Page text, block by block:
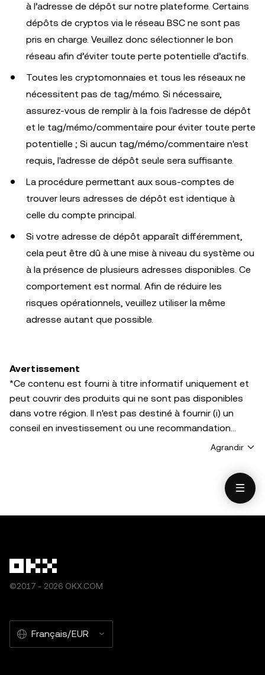
à l’adresse de dépôt sur notre plateforme. Certains
dépôts de cryptos via le réseau BSC ne sont pas
pris en charge. Veuillez donc sélectionner le bon
réseau afin d’éviter toute perte potentielle d’actifs.
Toutes les cryptomonnaies et tous les réseaux ne
nécessitent pas de tag/mémo. Si nécessaire,
assurez-vous de remplir à la fois l'adresse de dépôt
et le tag/mémo/commentaire pour éviter toute perte
potentielle ; Si aucun tag/mémo/commentaire n'est
requis, l'adresse de dépôt seule sera suffisante.
La procédure permettant aux sous-comptes de
trouver leurs adresses de dépôt est identique à
celle du compte principal.
Si votre adresse de dépôt apparaît différemment,
cela peut être dû à une mise à niveau du système ou
à la présence de plusieurs adresses disponibles. Ce
comportement est normal. Afin de réduire les
risques opérationnels, veuillez utiliser la même
adresse autant que possible.
Avertissement
*Ce contenu est fourni à titre informatif uniquement et
peut couvrir des produits qui ne sont pas disponibles
dans votre région. Il n'est pas destiné à fournir (i) un
conseil en investissement ou une recommandation
d'investissement ; (ii) une offre ou une sollicitation
détenu(e)s, notamment les stablecoins et les NFT,
présentent un degré de risque élevé et peuvent fluctuer
est adaptée à votre situation financière. Demandez
conseil auprès de votre expert juridique, fiscal ou en
investissement pour toute question portant sur votre
données du marché et les informations statistiques, le
cas échéant) figurant dans cette publication sont
fournies à titre d information générale uniquement. Bien
Agrandir
©2017 - 2026 OKX.COM
Français/EUR